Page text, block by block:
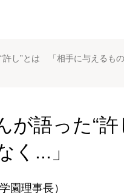
許し”とは 「相手に与えるも
が語った“
く...」
園理事長）